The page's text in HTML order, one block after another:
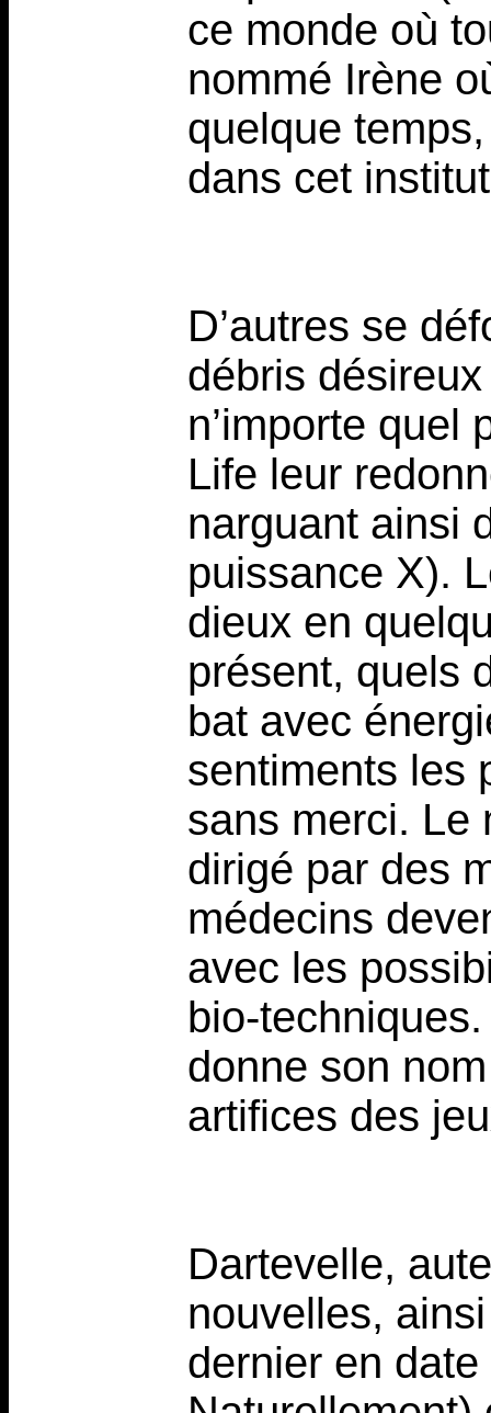
ce monde où
nommé Irène
quelque
dans cet
D’autres se
débris
n’importe quel
Life leur
narguant ainsi
puissance X).
dieux en
présent, quels
bat avec
sentiments les
sans merci. Le
dirigé par des
médecins
avec les
bio-
donne son
artifices des
Dartevelle,
nouvelles,
dernier en